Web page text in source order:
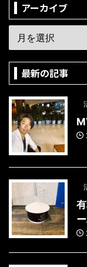
アーカイブ
最新の記事